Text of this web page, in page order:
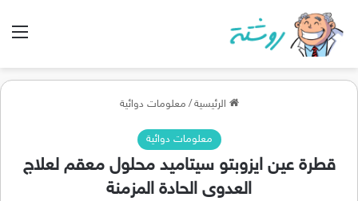
الرئيسية / معلومات دوائية
معلومات دوائية
قطرة عين ايزوبتو سيتاميد محلول معقم لعلاج
العدوى الحادة المزمنة